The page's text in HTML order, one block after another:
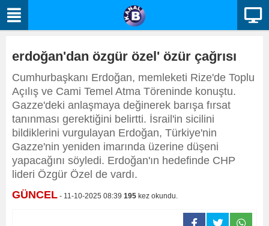
erdoğan'dan özgür özel' özür çağrısı
Cumhurbaşkanı Erdoğan, memleketi Rize'de Toplu
Açılış ve Cami Temel Atma Töreninde konuştu.
Gazze'deki anlaşmaya değinerek barışa fırsat
tanınması gerektiğini belirtti. İsrail'in sicilini
bildiklerini vurgulayan Erdoğan, Türkiye'nin
Gazze'nin yeniden imarında üzerine düşeni
yapacağını söyledi. Erdoğan'ın hedefinde CHP
lideri Özgür Özel de vardı.
GÜNCEL - 11-10-2025 08:39 195 kez okundu.